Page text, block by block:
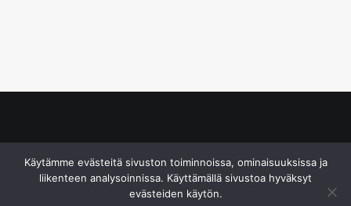
Käytämme evästeitä sivuston toiminnoissa, ominaisuuksissa ja
liikenteen analysoinnissa. Käyttämällä sivustoa hyväksyt
evästeiden käytön.